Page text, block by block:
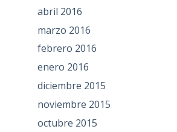
abril 2016
marzo 2016
febrero 2016
enero 2016
diciembre 2015
noviembre 2015
octubre 2015